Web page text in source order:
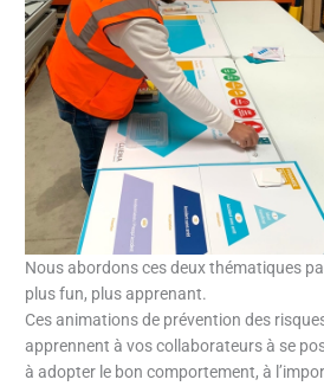
Nous abordons ces deux thématiques
plus fun, plus apprenant.
Ces animations de prévention des
apprennent à vos collaborateurs à se
à adopter le bon comportement, à